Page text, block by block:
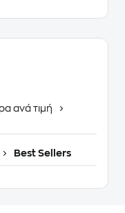
ανά τιμή
Best Sellers